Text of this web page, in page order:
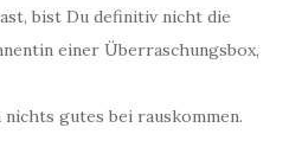
bist Du definitiv nicht die
einer Überraschungsbox,
nichts gutes bei rauskommen.